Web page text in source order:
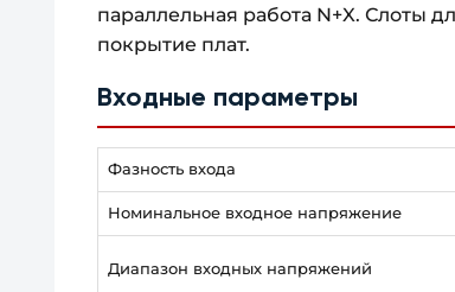
параллельная работа N+X. Слоты
покрытие плат.
Входные параметры
Фазность входа
Номинальное входное напряжение
Диапазон входных напряжений